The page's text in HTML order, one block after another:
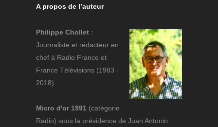
A propos de l’auteur
Philippe Chollet :
Journaliste et rédacteur en
chef à Radio France et
France Télévisions (1983 -
2018).
Micro d'or 1991 (catégorie
Radio) sous la présidence de Juan Antonio